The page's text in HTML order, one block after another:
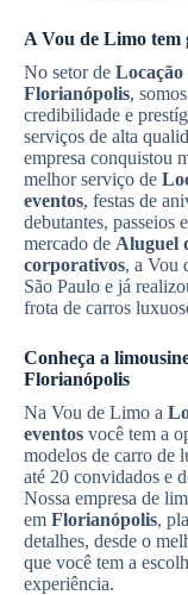
A Vou de Limo tem
No setor de Locação
Florianópolis,
credibilidade e
serviços de alta
empresa conquistou
melhor serviço de
eventos, festas de
debutantes, passeios
mercado de Aluguel
corporativos, a Vou
São Paulo e já
frota de carros
Conheça a
Florianópolis
Na Vou de Limo a
eventos você tem a
modelos de carro de
até 20 convidados e
Nossa empresa de
em Florianópolis,
detalhes, desde o
que você tem a
experiência.